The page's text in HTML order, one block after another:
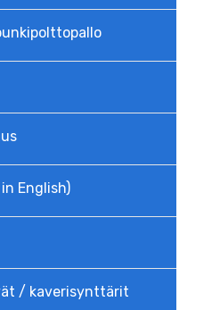
English)
/ kaverisynttärit